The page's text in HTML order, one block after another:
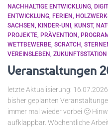
NACHHALTIGE ENTWICKLUNG
ENTWICKLUNG FERIEN
SACHSEN KINDER-UNI KUNST
PROJEKTE PRÄVENTION
WETTBEWERBE SCRATCH
VEREINSLEBEN ZUKUNFTSSTATION
Veranstaltungen
letzte Aktualisierung:
bisher geplanten
immer mal wieder vorbei 🙂
aufklappbar. Wöchentliche